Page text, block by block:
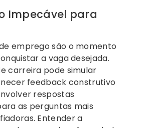
Impecável para
emprego são o momento
a vaga desejada.
carreira pode simular
feedback construtivo
respostas
as perguntas mais
Entender a